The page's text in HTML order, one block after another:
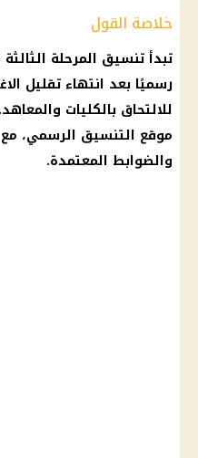
خلاصة القول
تبدأ تنسيق المرحلة الثالثة 2025
رسميًا بعد انتهاء تقليل
للالتحاق بالكليات
موقع التنسيق الرسمي، مع
والضوابط المعتمدة.